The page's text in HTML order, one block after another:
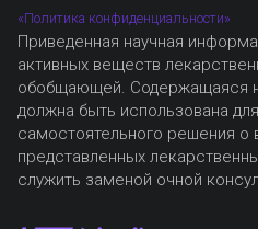
«Политика конфиденциальности»
Приведенная научная
активных веществ
обобщающей. Содержащаяся
должна быть использована
самостоятельного решения
представленных
служить заменой очной